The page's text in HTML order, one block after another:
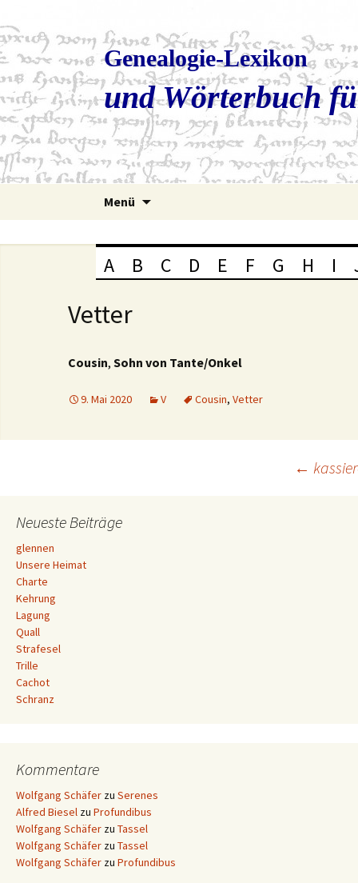
Genealogie-Lexikon
und Wörterbuch
Menü
A B C D E F G H I
Vetter
Cousin, Sohn von Tante/Onkel
9. Mai 2020 V Cousin, Vetter
Navigation
←
Neueste Beiträge
glennen
Unsere Heimat
Charte
Kehrung
Lagung
Quall
Strafesel
Trille
Cachot
Schranz
Kommentare
Wolfgang Schäfer zu Serenes
Alfred Biesel zu Profundibus
Wolfgang Schäfer zu Tassel
Wolfgang Schäfer zu Tassel
Wolfgang Schäfer zu Profundibus